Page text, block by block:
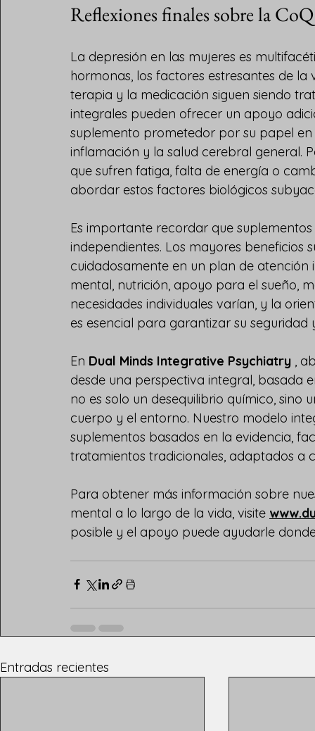
Reflexiones finales sobre la
La depresión en las mujeres es
hormonas, los factores estresantes de
terapia y la medicación siguen siendo
integrales pueden ofrecer un apoyo
suplemento prometedor por su papel
inflamación y la salud cerebral general.
que sufren fatiga, falta de energía o
abordar estos factores biológicos
Es importante recordar que
independientes. Los mayores
cuidadosamente en un plan de
mental, nutrición, apoyo para el sueño,
necesidades individuales varían, y la
es esencial para garantizar su seguridad
En Dual Minds Integrative Psychiatry ,
desde una perspectiva integral, basada
no es solo un desequilibrio químico,
cuerpo y el entorno. Nuestro modelo
suplementos basados en la evidencia,
tratamientos tradicionales, adaptados a
Para obtener más información sobre
mental a lo largo de la vida, visite
posible y el apoyo puede ayudarle
Entradas recientes